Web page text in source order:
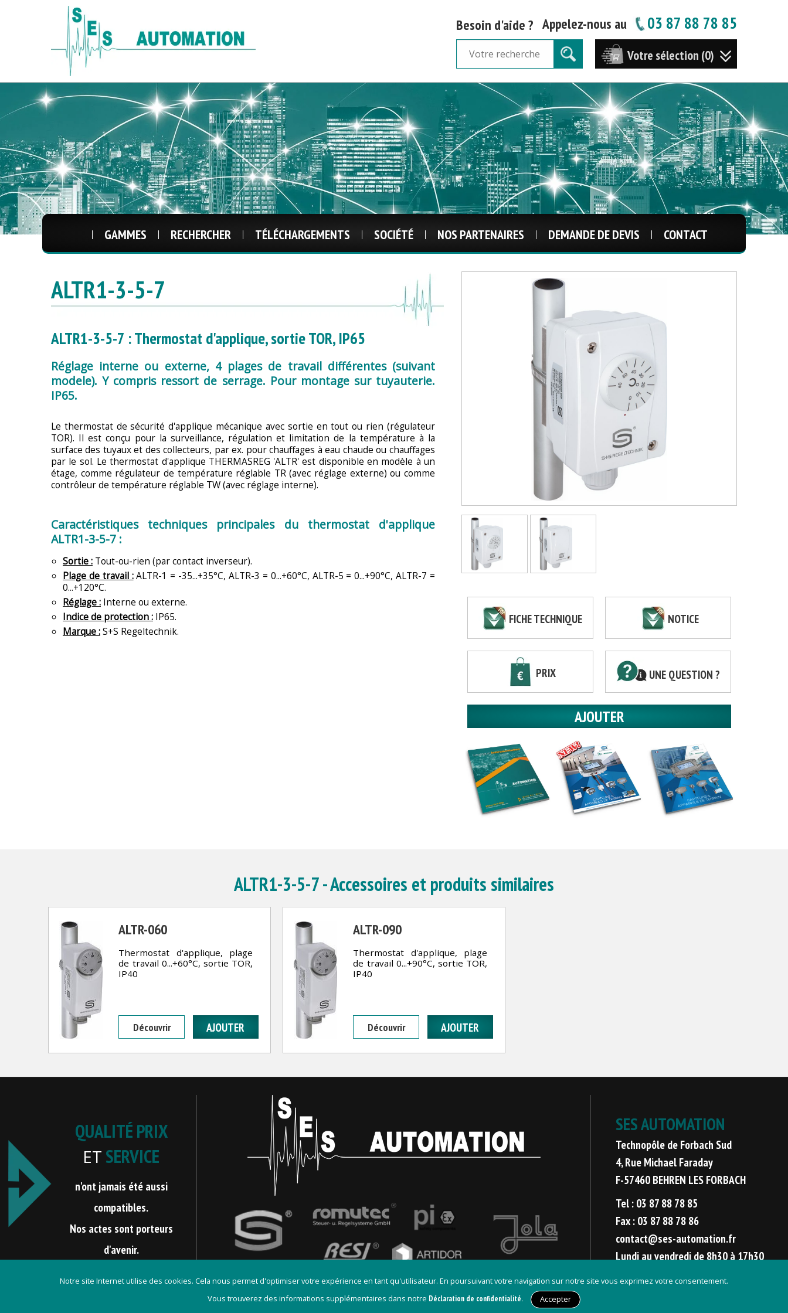
Besoin d'aide ? Appelez-nous au 03 87 88 78 85
Votre sélection (0)
GAMMES RECHERCHER TÉLÉCHARGEMENTS SOCIÉTÉ NOS PARTENAIRES DEMANDE DE DEVIS CONTACT
Notre site Internet utilise des cookies. Cela nous permet d'optimiser votre expérience en tant qu'utilisateur. En poursuivant votre navigation sur notre site vous exprimez votre consentement.
Vous trouverez des informations supplémentaires dans notre Déclaration de confidentialité.
ALTR1-3-5-7
ALTR1-3-5-7 : Thermostat d'applique, sortie TOR, IP65
Réglage interne ou externe, 4 plages de travail différentes (suivant
modele). Y compris ressort de serrage. Pour montage sur tuyauterie.
IP65.
Le thermostat de sécurité d'applique mécanique avec sortie en tout ou rien (régulateur
TOR). Il est conçu pour la surveillance, régulation et limitation de la température à la
surface des tuyaux et des collecteurs, par ex. pour chauffages à eau chaude ou chauffages
par le sol. Le thermostat d'applique THERMASREG 'ALTR' est disponible en modèle à un
étage, comme régulateur de température réglable TR (avec réglage externe) ou comme
contrôleur de température réglable TW (avec réglage interne).
Caractéristiques techniques principales du thermostat d'applique
ALTR1-3-5-7 :
Sortie : Tout-ou-rien (par contact inverseur).
Plage de travail :ALTR-1 = -35...+35°C, ALTR-3 = 0...+60°C, ALTR-5 = 0...+90°C, ALTR-7 =
0...+120°C.
Réglage : Interne ou externe.
Indice de protection : IP65.
Marque :S+S Regeltechnik.
FICHE TECHNIQUE NOTICE
PRIX
ALTR1-3-5-7 - Accessoires et produits similaires
ALTR-060
Thermostat d'applique, plage
de travail 0...+60°C, sortie TOR,
IP40
Découvrir
ALTR-090
Thermostat d'applique, plage
de travail 0...+90°C, sortie TOR,
IP40
Découvrir
QUALITÉ PRIX
ET SERVICE
n'ont jamais été aussi
compatibles.
Nos actes sont porteurs
d'avenir.
SES AUTOMATION
Technopôle de Forbach Sud
4, Rue Michael Faraday
F-57460 BEHREN LES FORBACH
Tel : 03 87 88 78 85
Fax : 03 87 88 78 86
contact@ses-automation.fr
Lundi au vendredi de 8h30 à 17h30
Mentions légales Cookies CGV Politique de confidentialité Développement